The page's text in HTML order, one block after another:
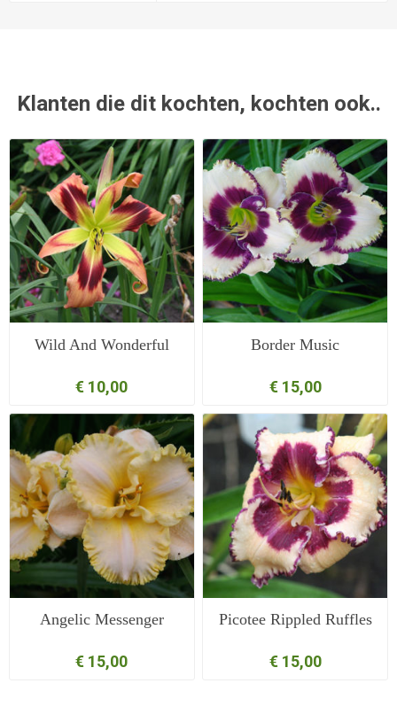
Klanten die dit kochten, kochten ook..
Wild And Wonderful
€ 10,00
Border Music
€ 15,00
Angelic Messenger
€ 15,00
Picotee Rippled Ruffles
€ 15,00